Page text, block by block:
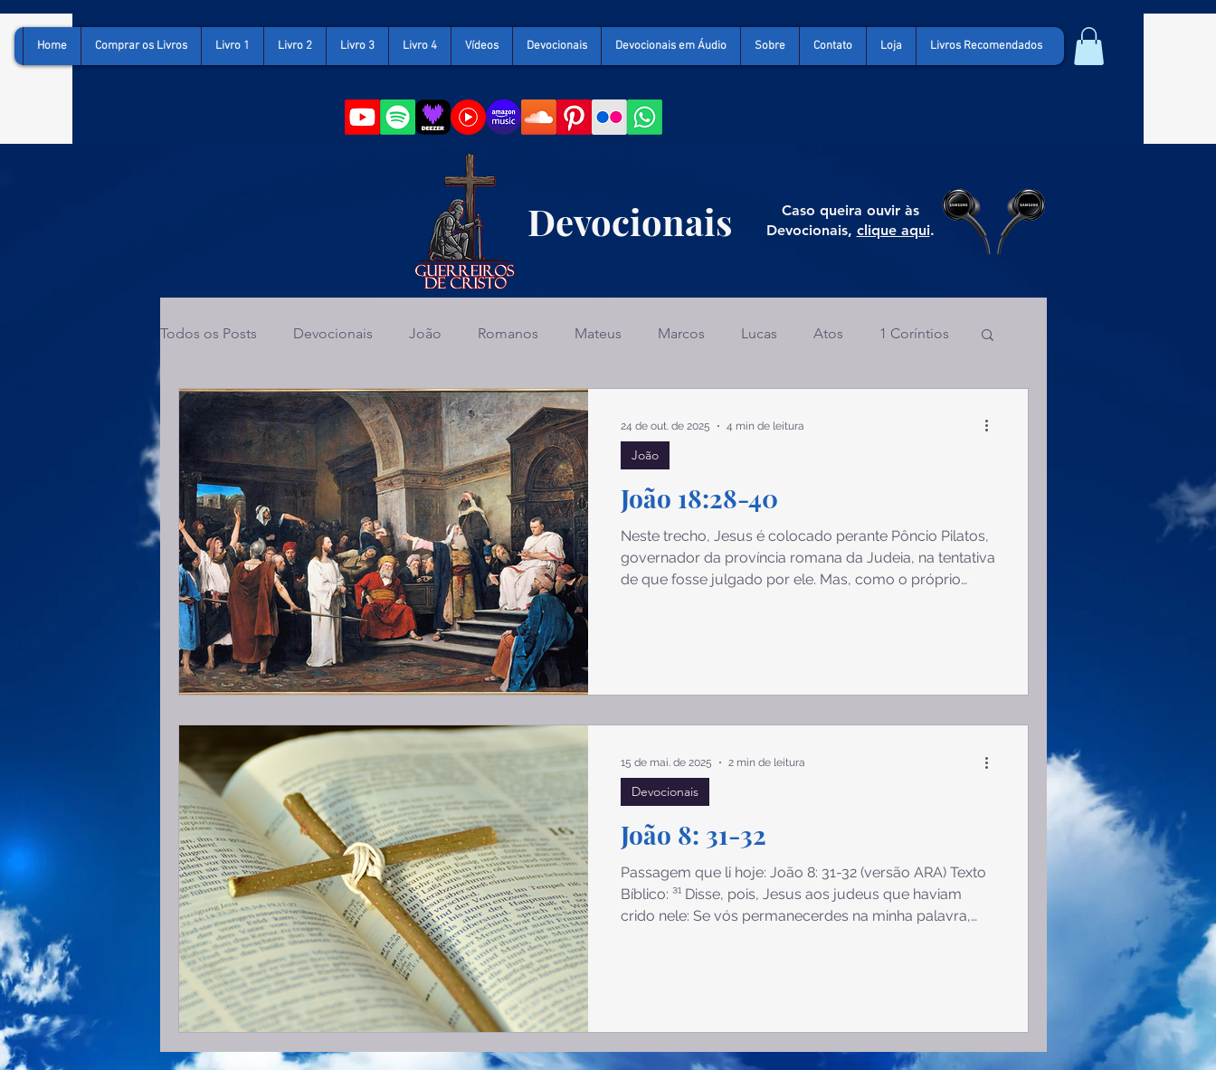
Home Comprar os Livros Livro 1 Livro 2 Livro 3 Livro 4 Vídeos Devocionais Devocionais em Áudio Sobre Contato Loja Livros Recomendados
Devocionais
Caso queira ouvir às
Devocionais, clique aqui.
Todos os Posts Devocionais João Romanos Mateus Marcos Lucas Atos 1 Coríntios
2 Coríntios Gálatas Efésios Filipenses Colossenses
1 Timóteo 2 Timóteo Tito Filemom Hebreus
2 João 3 João Judas Apocalipse Gênesis Êxodo
João 18:28-40
Neste trecho, Jesus é colocado perante Pôncio Pilatos,
governador da província romana da Judeia, na tentativa
de que fosse julgado por ele. Mas, como o próprio
João
24 de out. de 2025 4 min de leitura
João 8: 31-32
Passagem que li hoje: João 8: 31-32 (versão ARA) Texto
Bíblico: ³¹ Disse, pois, Jesus aos judeus que haviam
crido nele: Se vós permanecerdes na minha palavra,
Devocionais
15 de mai. de 2025 2 min de leitura